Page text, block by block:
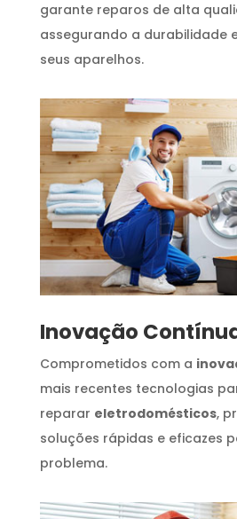
garante reparos de alta
assegurando a durabilidade
seus aparelhos.
Inovação
Comprometidos com a
mais recentes tecnologias
reparar eletrodomésticos,
soluções rápidas e eficazes
problema.